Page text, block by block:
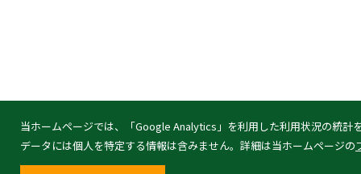
当ホームページでは、「Google Analytics」を利用した利用状況の統
データには個人を特定する情報は含みません。詳細は当ホームページの